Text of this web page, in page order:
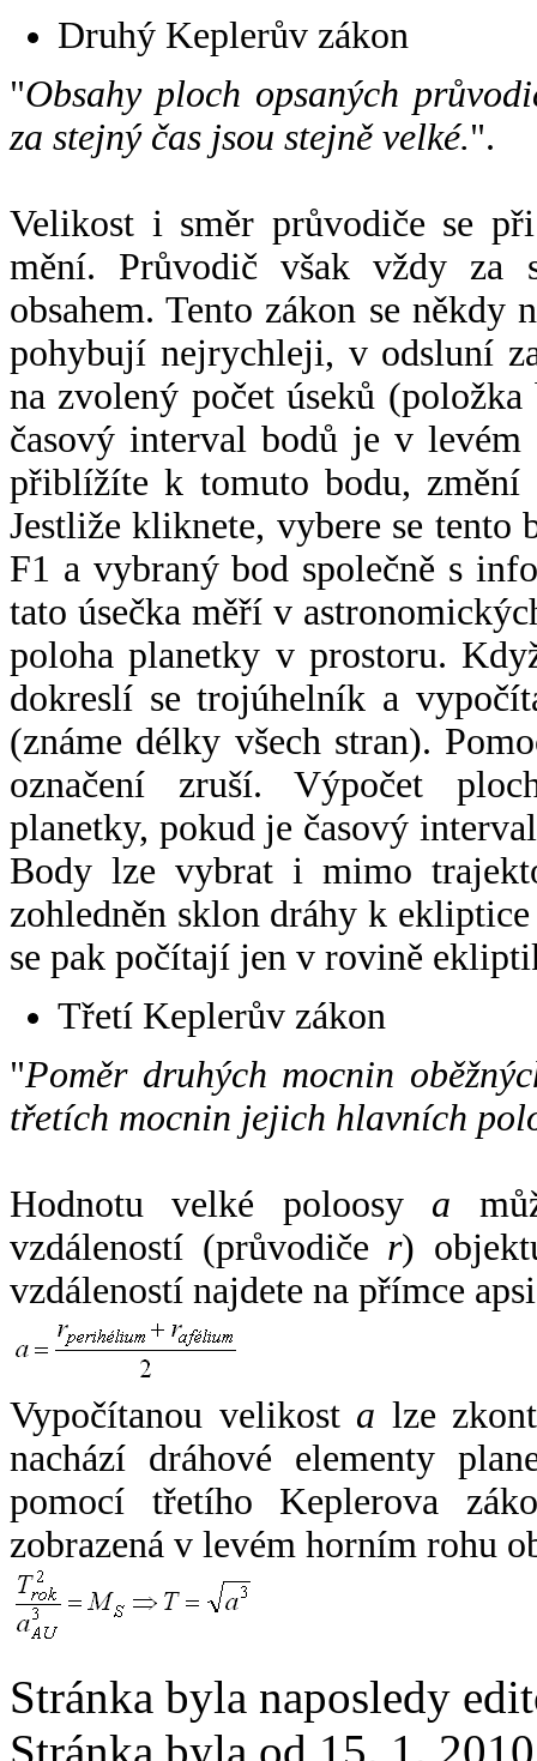
Druhý Keplerův zákon
"Obsahy ploch opsaných
za stejný čas jsou stejně velké.".
Velikost i směr průvodiče se
mění. Průvodič však vždy za
obsahem. Tento zákon se někdy
pohybují nejrychleji, v odsluní
na zvolený počet úseků
časový interval bodů je v
přiblížíte k tomuto bodu,
Jestliže kliknete, vybere se tento
F1 a vybraný bod společně s
tato úsečka měří v
poloha planetky v prostoru.
dokreslí se trojúhelník a
(známe délky všech stran).
označení zruší. Výpočet
planetky, pokud je časový
Body lze vybrat i mimo
zohledněn sklon dráhy k
se pak počítají jen v rovině
Třetí Keplerův zákon
"Poměr druhých mocnin
třetích mocnin jejich hlavních
Hodnotu velké poloosy a
vzdáleností (průvodiče r)
vzdáleností najdete na přímce
Vypočítanou velikost a lze
nachází dráhové elementy
pomocí třetího Keplerova
zobrazená v levém horním rohu
Stránka byla naposledy